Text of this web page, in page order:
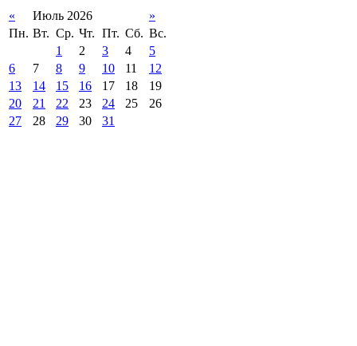
« Июль 2026
»
Пн. Вт. Ср. Чт. Пт. Сб. Вс.
1
2 3 4
5
6
7 8 9 10 11
12
13
14 15 16 17 18
19
20
21 22 23 24 25
26
27
28 29 30 31